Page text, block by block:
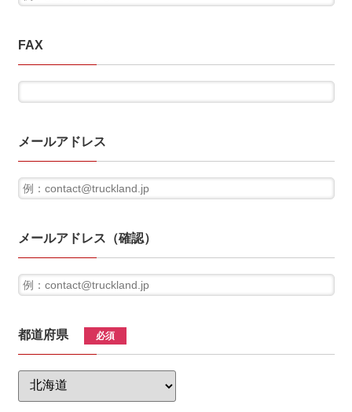
FAX
メールアドレス
メールアドレス（確認）
都道府県 必須